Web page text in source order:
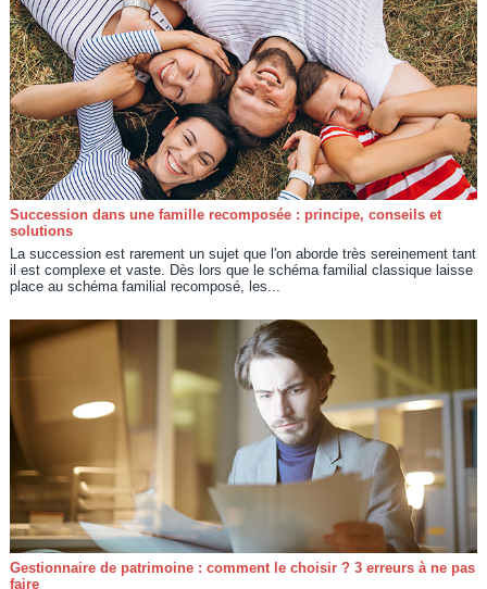
Succession dans une famille recomposée : principe, conseils et
solutions
La succession est rarement un sujet que l'on aborde très sereinement tant
il est complexe et vaste. Dès lors que le schéma familial classique laisse
place au schéma familial recomposé, les...
Gestionnaire de patrimoine : comment le choisir ? 3 erreurs à ne pas
faire